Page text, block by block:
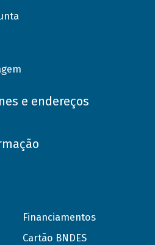
e endereços
Financiamentos
Cartão BNDES